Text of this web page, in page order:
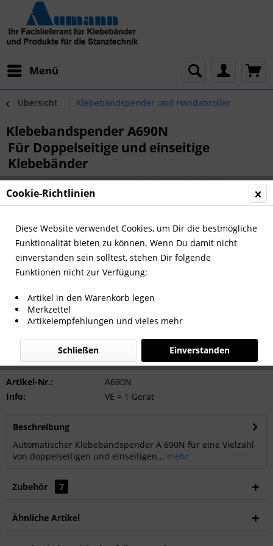
Menü
Übersicht Klebebandspender und Handabroller
Klebebandspender A690N
Für Doppelseitige und einseitige
Klebebänder
Anfragen
Artikel-Nr.:
A690N
Info:
VE = 1 Gerät
Beschreibung
Automatischer Klebebandspender A 690N für eine Vielzahl
von doppelseitigen und einseitigen... mehr
Zubehör 7
Ähnliche Artikel
Cookie-Richtlinien
Diese Website verwendet Cookies, um Dir die bestmögliche
Funktionalität bieten zu können. Wenn Du damit nicht
einverstanden sein solltest, stehen Dir folgende
Funktionen nicht zur Verfügung:
Artikel in den Warenkorb legen
Merkzettel
Artikelempfehlungen und vieles mehr
Einverstanden
Schließen